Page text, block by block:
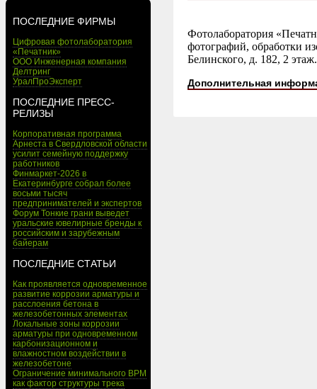
ПОСЛЕДНИЕ ФИРМЫ
Цифровая фотолаборатория
«Печатник»
ООО Инженерная компания
Делтринг
УралПроЭксперт
ПОСЛЕДНИЕ ПРЕСС-
РЕЛИЗЫ
Корпоративная программа
Арнеста в Свердловской области
усилит семейную поддержку
работников
Финмаркет-2026 в
Екатеринбурге собрал более
восьми тысяч
предпринимателей и экспертов
Форум Тонкие грани выведет
уральские ювелирные бренды к
российским и зарубежным
байерам
ПОСЛЕДНИЕ СТАТЬИ
Как проявляется одновременное
развитие коррозии арматуры и
расслоения бетона в
железобетонных элементах
Локальные зоны коррозии
арматуры при одновременном
карбонизационном и
влажностном воздействии в
железобетоне
Ограничение минимального BPM
как фактор структуры трека
Фотолаборатория
фотографий, обработки
Белинского, д. 182, 2
Дополнительная